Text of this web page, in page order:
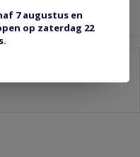
7 augustus en
op zaterdag 22